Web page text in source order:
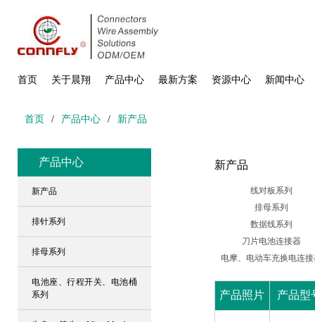
首页 关于晨翔 产品中心 最新方案 资源中心 新闻中心
首页 / 产品中心 / 新产品
产品中心
新产品
排针系列
排母系列
电池座、行程开关、电池桶
系列
新产品
线对板系列
排母系列
数据线系列
刀片电池连接器
电摩、电动车充换电连
产品照片 产品型